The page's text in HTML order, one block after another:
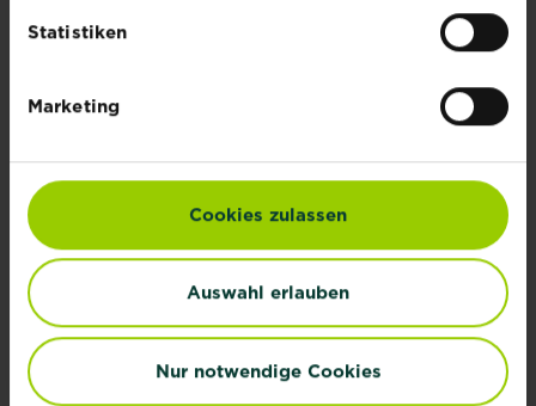
Statistiken
Marketing
Cookies zulassen
Auswahl erlauben
Nur notwendige Cookies
Rasen ebnen: So gleichst
Mehr lesenüber Rasen ebnen: So gleichst du
erkennen, behandeln und
vorbeugen
Mehr lesenüber Rasenkrankheiten